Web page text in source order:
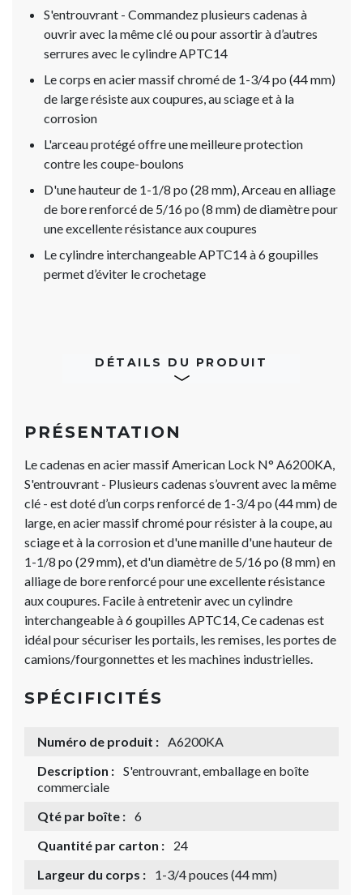
S'entrouvrant - Commandez plusieurs cadenas à
ouvrir avec la même clé ou pour assortir à d’autres
serrures avec le cylindre APTC14
Le corps en acier massif chromé de 1-3/4 po (44 mm)
de large résiste aux coupures, au sciage et à la
corrosion
L'arceau protégé offre une meilleure protection
contre les coupe-boulons
D'une hauteur de 1-1/8 po (28 mm), Arceau en alliage
de bore renforcé de 5/16 po (8 mm) de diamètre pour
une excellente résistance aux coupures
Le cylindre interchangeable APTC14 à 6 goupilles
permet d’éviter le crochetage
DÉTAILS DU PRODUIT
PRÉSENTATION
Le cadenas en acier massif American Lock N° A6200KA,
S'entrouvrant - Plusieurs cadenas s’ouvrent avec la même
clé - est doté d’un corps renforcé de 1-3/4 po (44 mm) de
large, en acier massif chromé pour résister à la coupe, au
sciage et à la corrosion et d'une manille d'une hauteur de
1-1/8 po (29 mm), et d'un diamètre de 5/16 po (8 mm) en
alliage de bore renforcé pour une excellente résistance
aux coupures. Facile à entretenir avec un cylindre
interchangeable à 6 goupilles APTC14, Ce cadenas est
idéal pour sécuriser les portails, les remises, les portes de
camions/fourgonnettes et les machines industrielles.
SPÉCIFICITÉS
Numéro de produit : A6200KA
Description : S'entrouvrant, emballage en boîte
commerciale
Qté par boîte : 6
Quantité par carton :
24
Largeur du corps :
1-3/4 pouces (44 mm)